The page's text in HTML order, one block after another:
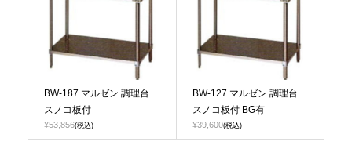
BW-187 マルゼン 調理台
スノコ板付
¥53,856(税込)
BW-127 マルゼン 調理台
スノコ板付 BG有
¥39,600(税込)